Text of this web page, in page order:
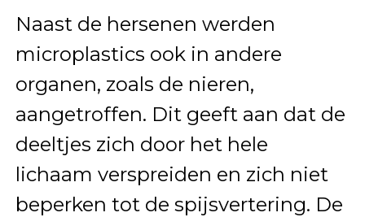
Naast de hersenen werden
microplastics ook in andere
organen, zoals de nieren,
aangetroffen. Dit geeft aan dat de
deeltjes zich door het hele
lichaam verspreiden en zich niet
beperken tot de spijsvertering. De